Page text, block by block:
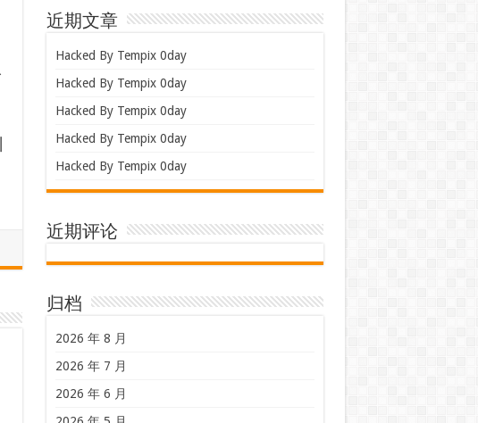
近期文章
Hacked By Tempix 0day
Hacked By Tempix 0day
Hacked By Tempix 0day
Hacked By Tempix 0day
Hacked By Tempix 0day
近期评论
归档
2026 年 8 月
2026 年 7 月
2026 年 6 月